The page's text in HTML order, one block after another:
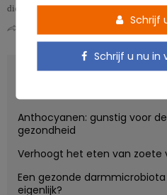
dierlijke eiwitten …
RECENT POSTS
Anthocyanen: gunstig voor
gezondheid
Verhoogt het eten van zoete
Een gezonde
eigenlijk?
Schrijf
Schrijf u nu in